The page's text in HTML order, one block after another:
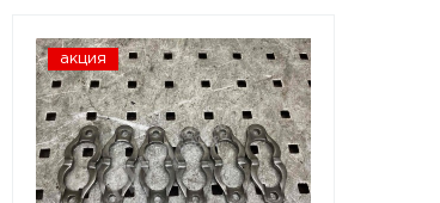
акция